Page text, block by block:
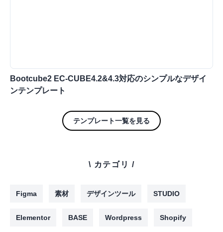
Bootcube2 EC-CUBE4.2&4.3対応のシンプルなデザイ
ンテンプレート
テンプレート一覧を見る
\ カテゴリ /
Figma 素材 デザインツール STUDIO
Elementor BASE Wordpress Shopify